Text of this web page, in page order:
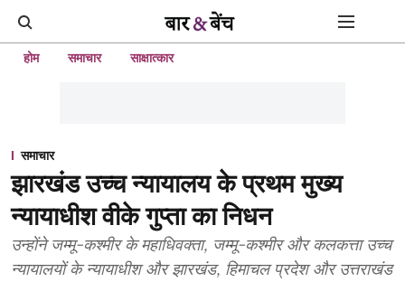
होम समाचार साक्षात्कार
समाचार
झारखंड उच्च न्यायालय के प्रथम मुख्य
न्यायाधीश वीके गुप्ता का निधन
उन्होंने जम्मू-कश्मीर के महाधिवक्ता, जम्मू-कश्मीर और कलकत्ता उच्च
न्यायालयों के न्यायाधीश और झारखंड, हिमाचल प्रदेश और उत्तराखंड